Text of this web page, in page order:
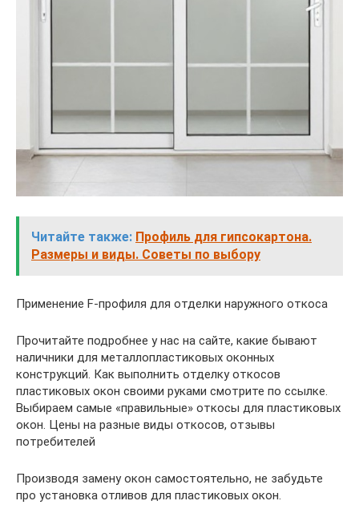
Читайте также: Профиль для гипсокартона.
Размеры и виды. Советы по выбору
Применение F-профиля для отделки наружного откоса
Прочитайте подробнее у нас на сайте, какие бывают
наличники для металлопластиковых оконных
конструкций. Как выполнить отделку откосов
пластиковых окон своими руками смотрите по ссылке.
Выбираем самые «правильные» откосы для пластиковых
окон. Цены на разные виды откосов, отзывы
потребителей
Производя замену окон самостоятельно, не забудьте
про установка отливов для пластиковых окон.